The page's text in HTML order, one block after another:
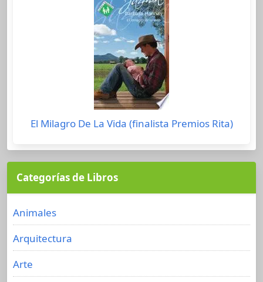
El Milagro De La Vida (finalista Premios Rita)
Categorías de Libros
Animales
Arquitectura
Arte